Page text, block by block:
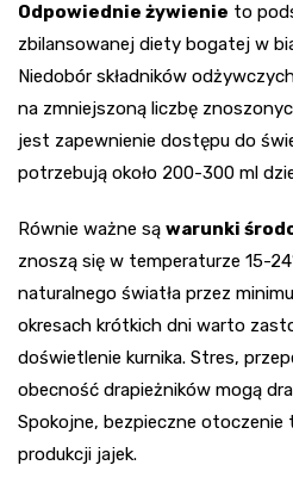
Odpowiednie żywienie to
zbilansowanej diety bogatej w
Niedobór składników
na zmniejszoną liczbę
jest zapewnienie dostępu do
potrzebują około 200-300 ml
Równie ważne są warunki
znoszą się w temperaturze 15-
naturalnego światła przez
okresach krótkich dni warto
doświetlenie kurnika. Stres,
obecność drapieżników mogą
Spokojne, bezpieczne otoczenie
produkcji jajek.